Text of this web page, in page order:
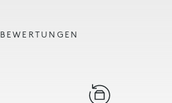
BEWERTUNGEN